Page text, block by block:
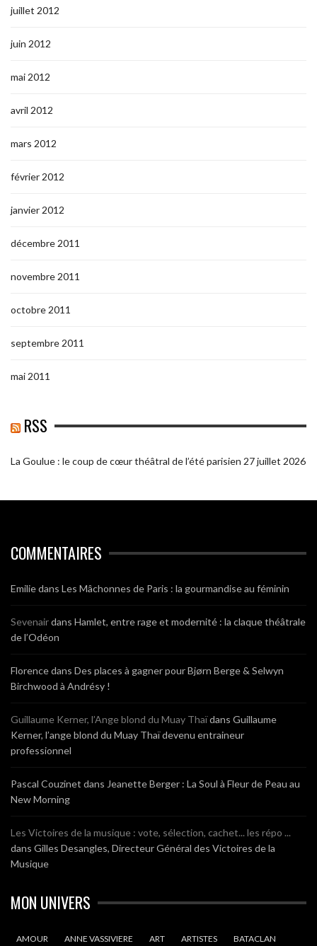
juillet 2012
juin 2012
mai 2012
avril 2012
mars 2012
février 2012
janvier 2012
décembre 2011
novembre 2011
octobre 2011
septembre 2011
mai 2011
RSS
La Goulue : le coup de cœur théâtral de l’été parisien 27 juillet 2026
COMMENTAIRES
Emiliedans Les Mâchonnes de Paris : la gourmandise au féminin
Sevenairdans Hamlet, entre rage et modernité : la claque théâtrale
de l’Odéon
Florencedans Des places à gagner pour Bjørn Berge & Selwyn
Birchwood à Andrésy !
Guillaume Kerner, l’Ange blond du Muay Thaïdans Guillaume
Kerner, l’ange blond du Muay Thaï devenu entraineur
professionnel
Pascal Couzinet dans Jeanette Berger : La Soul à Fleur de Peau au
New Morning
Les Victoires de la musique : vote, sélection, cachet... les répo ...
dans Gilles Desangles, Directeur Général des Victoires de la
Musique
MON UNIVERS
AMOUR ANNE VASSIVIERE ART ARTISTES BATACLAN